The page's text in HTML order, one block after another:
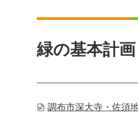
緑の基本計
調布市深大寺・佐須